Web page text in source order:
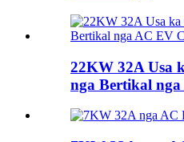
22KW 32A Usa
nga Bertikal